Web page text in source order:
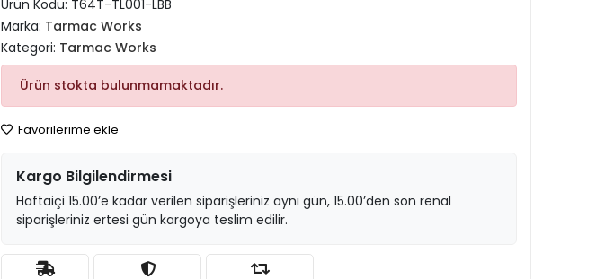
Ürün Kodu: T64T-TL001-LBB
Marka: Tarmac Works
Kategori: Tarmac Works
Ürün stokta bulunmamaktadır.
Favorilerime ekle
Kargo Bilgilendirmesi
Haftaiçi 15.00’e kadar verilen siparişleriniz aynı gün, 15.00’den son renal
siparişleriniz ertesi gün kargoya teslim edilir.